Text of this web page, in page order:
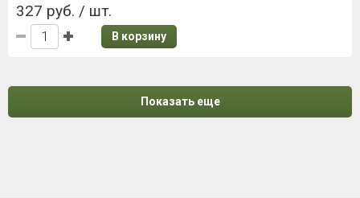
327 руб. / шт.
В корзину
Показать еще